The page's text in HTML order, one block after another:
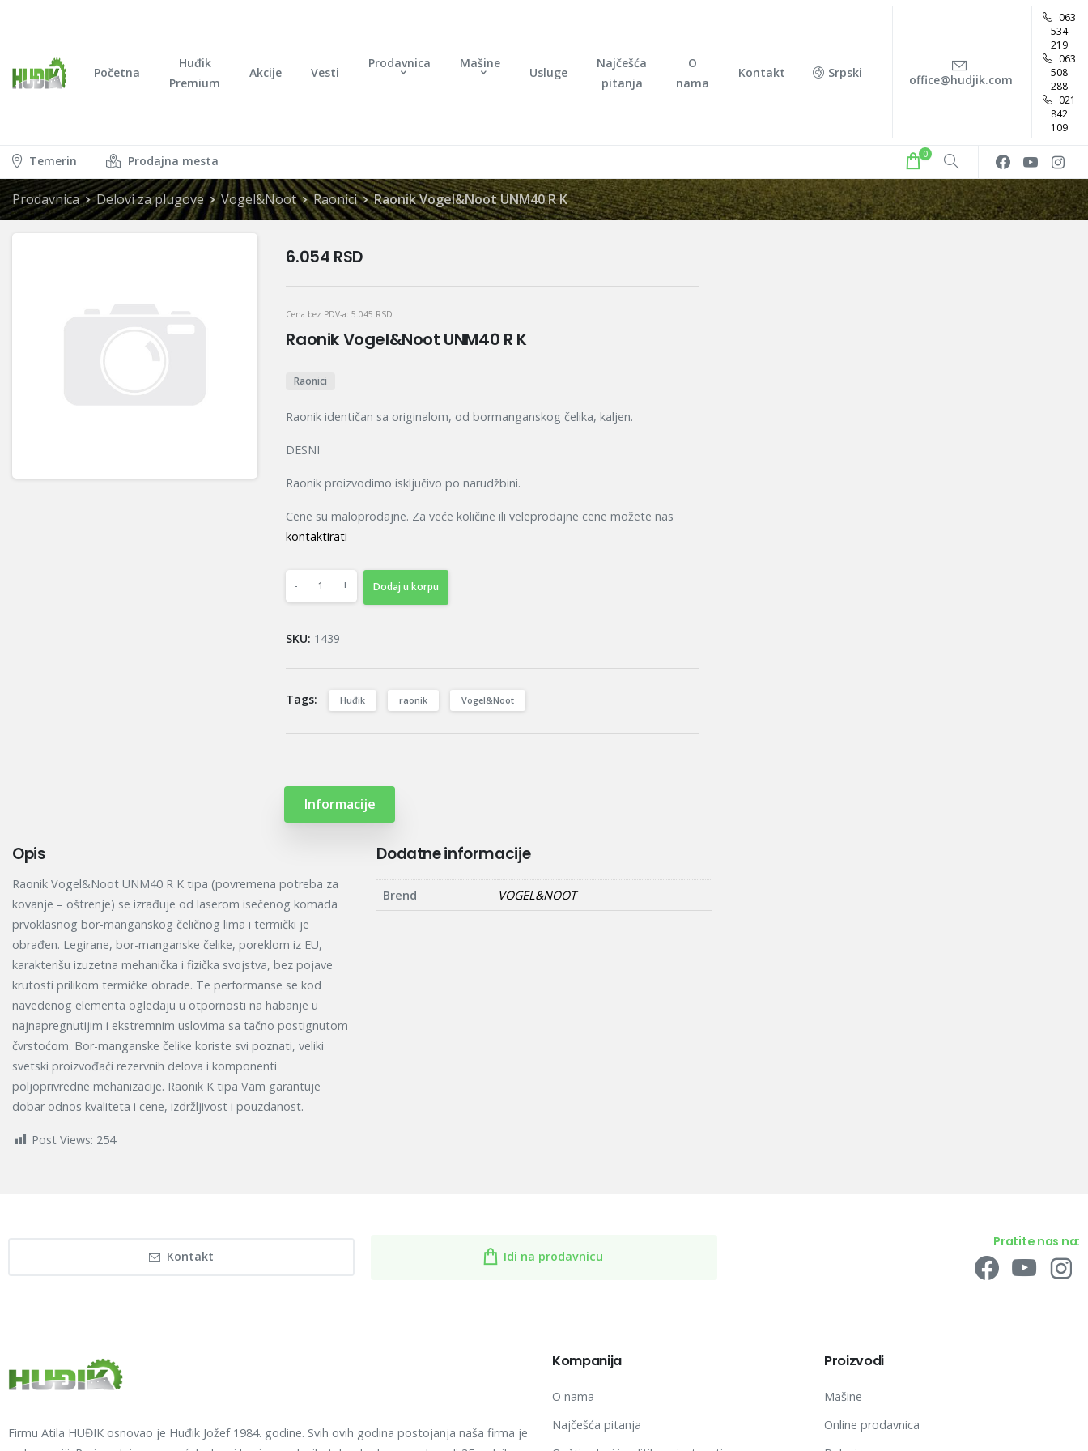
Početna
Huđik
Premium
Akcije Vesti
Prodavnica Mašine
Usluge
Najčešća
pitanja
O
nama
Kontakt Srpski office@hudjik.com
063
534
219
063
508
288
021
842
109
Temerin Prodajna mesta 0
Prodavnica Delovi za plugove Vogel&Noot Raonici Raonik Vogel&Noot UNM40 R K
6.054 RSD
Cena bez PDV-a:5.045 RSD
Raonik Vogel&Noot UNM40 R K
Raonici
Raonik identičan sa originalom, od bormanganskog čelika, kaljen.
DESNI
Raonik proizvodimo isključivo po narudžbini.
Cene su maloprodajne. Za veće količine ili veleprodajne cene možete nas
kontaktirati
- + Dodaj u korpu
SKU: 1439
Tags: Huđik raonik Vogel&Noot
Informacije
Opis
Raonik Vogel&Noot UNM40 R K tipa (povremena potreba za
kovanje – oštrenje) se izrađuje od laserom isečenog komada
prvoklasnog bor-manganskog čeličnog lima i termički je
obrađen. Legirane, bor-manganske čelike, poreklom iz EU,
karakterišu izuzetna mehanička i fizička svojstva, bez pojave
krutosti prilikom termičke obrade. Te performanse se kod
navedenog elementa ogledaju u otpornosti na habanje u
najnapregnutijim i ekstremnim uslovima sa tačno postignutom
čvrstoćom. Bor-manganske čelike koriste svi poznati, veliki
svetski proizvođači rezervnih delova i komponenti
poljoprivredne mehanizacije. Raonik K tipa Vam garantuje
dobar odnos kvaliteta i cene, izdržljivost i pouzdanost.
Post Views: 254
Dodatne informacije
Brend VOGEL&NOOT
Kontakt Idi na prodavnicu
Pratite nas na:
Firmu Atila HUĐIK osnovao je Huđik Jožef 1984. godine. Svih ovih godina postojanja naša firma je
Kompanija
O nama
Najčešća pitanja
Proizvodi
Mašine
Online prodavnica